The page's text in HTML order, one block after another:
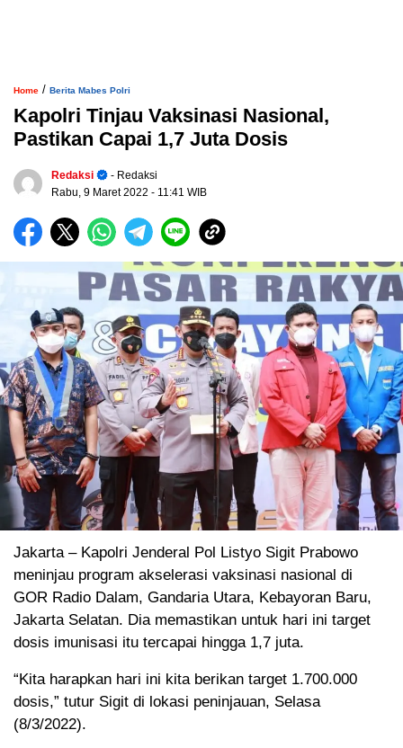
Home / Berita Mabes Polri
Kapolri Tinjau Vaksinasi Nasional,
Pastikan Capai 1,7 Juta Dosis
Redaksi
- Redaksi
Rabu, 9 Maret 2022 - 11:41 WIB
Jakarta – Kapolri Jenderal Pol Listyo Sigit Prabowo
meninjau program akselerasi vaksinasi nasional di
GOR Radio Dalam, Gandaria Utara, Kebayoran Baru,
Jakarta Selatan. Dia memastikan untuk hari ini target
dosis imunisasi itu tercapai hingga 1,7 juta.
“Kita harapkan hari ini kita berikan target 1.700.000
dosis,” tutur Sigit di lokasi peninjauan, Selasa
(8/3/2022).